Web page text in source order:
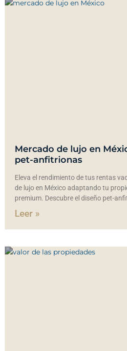
Mercado de lujo en
pet-anfitrionas
Eleva el rendimiento de tus rentas
de lujo en México adaptando tu
premium. Descubre el diseño pet-
Leer »